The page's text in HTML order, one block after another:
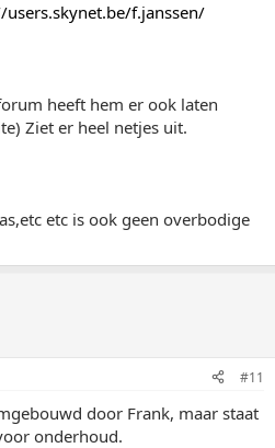
f.janssen/
heeft hem er ook laten
Ziet er heel netjes uit.
etc is ook geen overbodige
#11
door Frank, maar staat
onderhoud.